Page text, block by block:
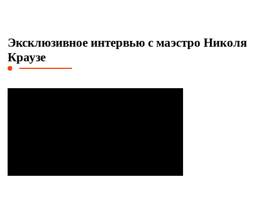
Эксклюзивное интервью с маэстро Николя
Краузе